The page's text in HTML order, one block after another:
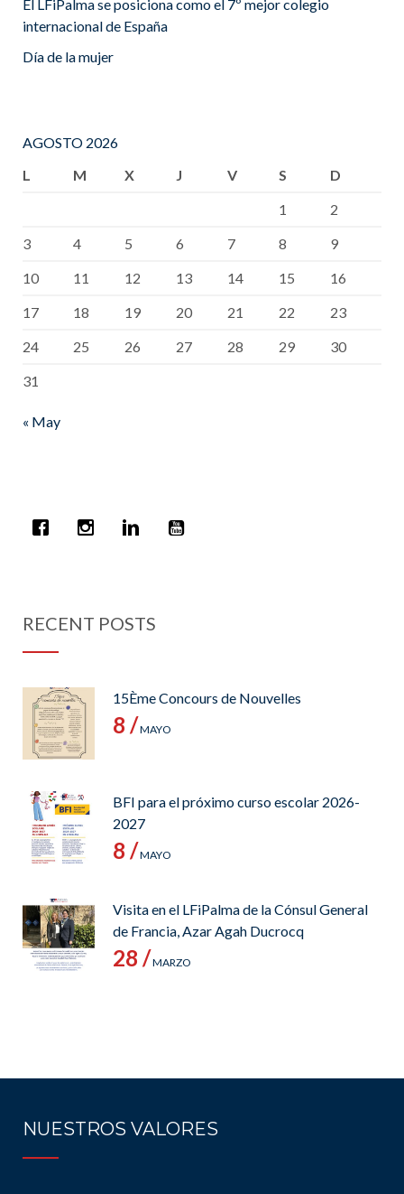
El LFiPalma se posiciona como el 7º mejor colegio
internacional de España
Día de la mujer
AGOSTO 2026
L
M X J V S
D
1
2
3
4 5 6 7 8
9
10
11 12 13 14 15
16
17
18 19 20 21 22
23
24
25 26 27 28 29
30
31
« May
RECENT POSTS
15Ème Concours de Nouvelles
8 /MAYO
BFI para el próximo curso escolar 2026-
2027
8 /MAYO
Visita en el LFiPalma de la Cónsul General
de Francia, Azar Agah Ducrocq
28 /MARZO
NUESTROS VALORES